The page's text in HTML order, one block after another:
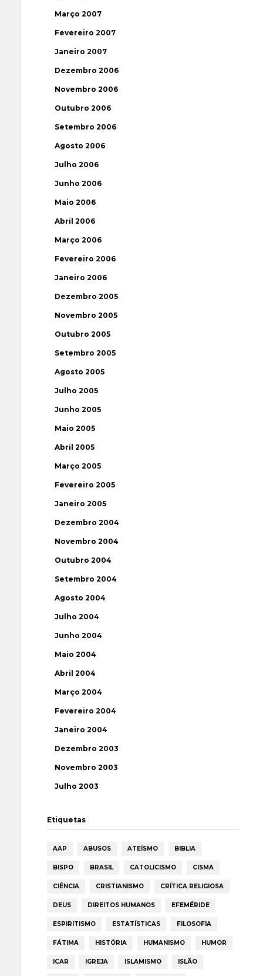
Março 2007
Fevereiro 2007
Janeiro 2007
Dezembro 2006
Novembro 2006
Outubro 2006
Setembro 2006
Agosto 2006
Julho 2006
Junho 2006
Maio 2006
Abril 2006
Março 2006
Fevereiro 2006
Janeiro 2006
Dezembro 2005
Novembro 2005
Outubro 2005
Setembro 2005
Agosto 2005
Julho 2005
Junho 2005
Maio 2005
Abril 2005
Março 2005
Fevereiro 2005
Janeiro 2005
Dezembro 2004
Novembro 2004
Outubro 2004
Setembro 2004
Agosto 2004
Julho 2004
Junho 2004
Maio 2004
Abril 2004
Março 2004
Fevereiro 2004
Janeiro 2004
Dezembro 2003
Novembro 2003
Julho 2003
Etiquetas
AAP ABUSOS ATEÍSMO BIBLIA
BISPO BRASIL CATOLICISMO CISMA
CIÊNCIA CRISTIANISMO CRÍTICA RELIGIOSA
DEUS DIREITOS HUMANOS EFEMÉRIDE
ESPIRITISMO ESTATÍSTICAS FILOSOFIA
FÁTIMA HISTÓRIA HUMANISMO HUMOR
ICAR IGREJA ISLAMISMO ISLÃO